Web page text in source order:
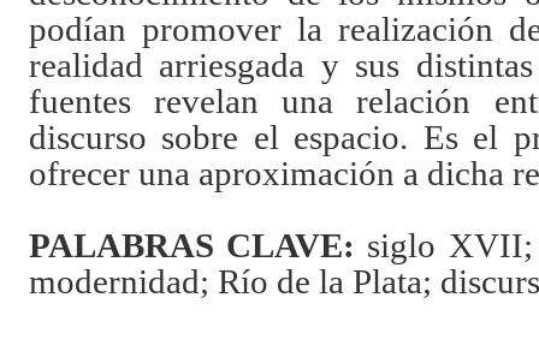
podían promover la realización
realidad arriesgada y sus
fuentes revelan una relación
discurso sobre el espacio. Es el
ofrecer una aproximación a dicha
PALABRAS CLAVE: siglo XVII;
modernidad; Río de la Plata;